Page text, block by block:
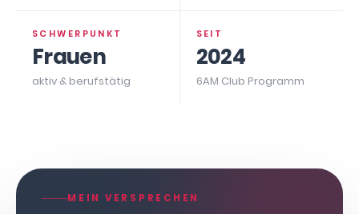
SCHWERPUNKT
Frauen
aktiv & berufstätig
SEIT
2024
6AM Club Programm
MEIN VERSPRECHEN